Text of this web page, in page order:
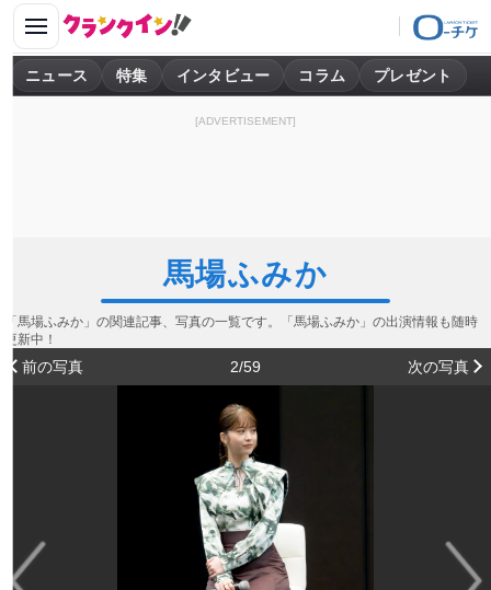
ニュース 特集 インタビュー コラム プレゼント
[ADVERTISEMENT]
馬場ふみか
「馬場ふみか」の関連記事、写真の一覧です。「馬場ふみか」の出演情報も随時
更新中！
前の写真 2/59 次の写真